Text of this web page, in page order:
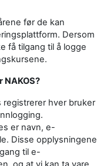
før de kan
Dersom
få tilgang til å logge
hver bruker
er navn, e-
Disse opplysningene
til e-